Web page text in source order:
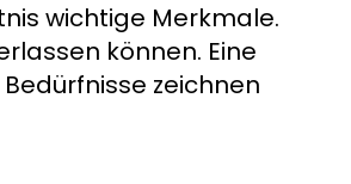
wichtige Merkmale.
können. Eine
zeichnen